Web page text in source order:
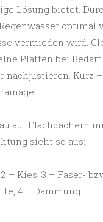
Lösung bietet.
optimal
vermieden wird.
Platten bei
nachjustieren. Kurz
auf Flachdächern
sieht so aus:
– Kies, 3 – Faser-
4 – Dämmung